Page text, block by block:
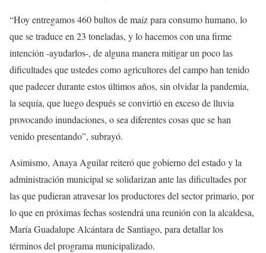
“Hoy entregamos 460 bultos de maíz para consumo humano, lo
que se traduce en 23 toneladas, y lo hacemos con una firme
intención -ayudarlos-, de alguna manera mitigar un poco las
dificultades que ustedes como agricultores del campo han tenido
que padecer durante estos últimos años, sin olvidar la pandemia,
la sequía, que luego después se convirtió en exceso de lluvia
provocando inundaciones, o sea diferentes cosas que se han
venido presentando”, subrayó.
Asimismo, Anaya Aguilar reiteró que gobierno del estado y la
administración municipal se solidarizan ante las dificultades por
las que pudieran atravesar los productores del sector primario, por
lo que en próximas fechas sostendrá una reunión con la alcaldesa,
María Guadalupe Alcántara de Santiago, para detallar los
términos del programa municipalizado.